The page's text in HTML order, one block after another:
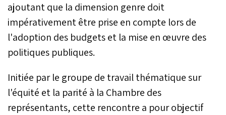
ajoutant que la dimension genre doit
impérativement être prise en compte lors de
l'adoption des budgets et la mise en œuvre des
politiques publiques.
Initiée par le groupe de travail thématique sur
l'équité et la parité à la Chambre des
représentants, cette rencontre a pour objectif